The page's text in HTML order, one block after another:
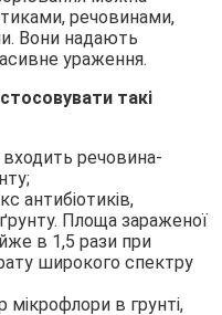
речовинами,
Вони надають
ураження.
такі
речовина-
антибіотиків,
Площа зараженої
в 1,5 рази при
широкого спектру
мікрофлори в грунті,